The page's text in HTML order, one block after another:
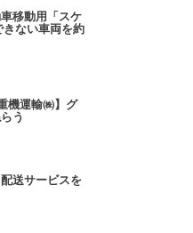
移動用「スケ
ない車両を約
機運輸㈱】グ
う
送サービスを